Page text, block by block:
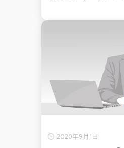
2020年9月1日